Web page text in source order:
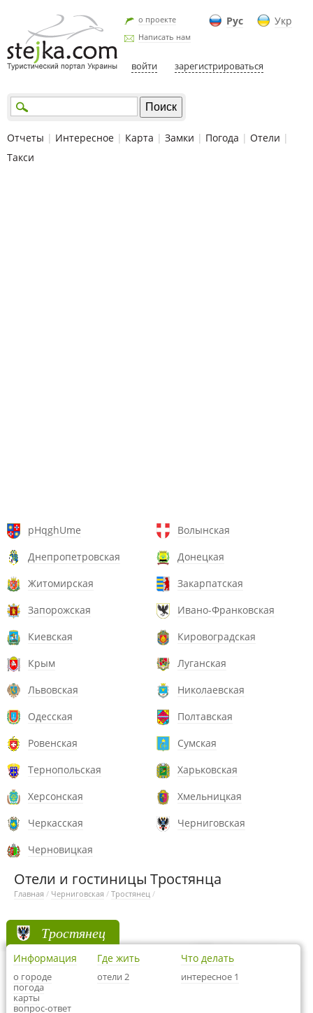
Рус Укр
о проекте
Написать нам
войти зарегистрироваться
Отчеты | Интересное | Карта | Замки | Погода | Отели |
Такси
pHqghUme
Волынская
Днепропетровская
Донецкая
Житомирская
Закарпатская
Запорожская
Ивано-Франковская
Киевская
Кировоградская
Крым
Луганская
Львовская
Николаевская
Одесская
Полтавская
Ровенская
Сумская
Тернопольская
Харьковская
Херсонская
Хмельницкая
Черкасская
Черниговская
Черновицкая
Отели и гостиницы Тростянца
Главная / Черниговская / Тростянец /
Тростянец
Информация
о городе
погода
карты
вопрос-ответ
Где жить
отели 2
Что делать
интересное 1